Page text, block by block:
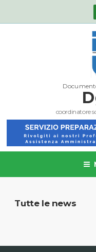
coordinatore
Tutte le news